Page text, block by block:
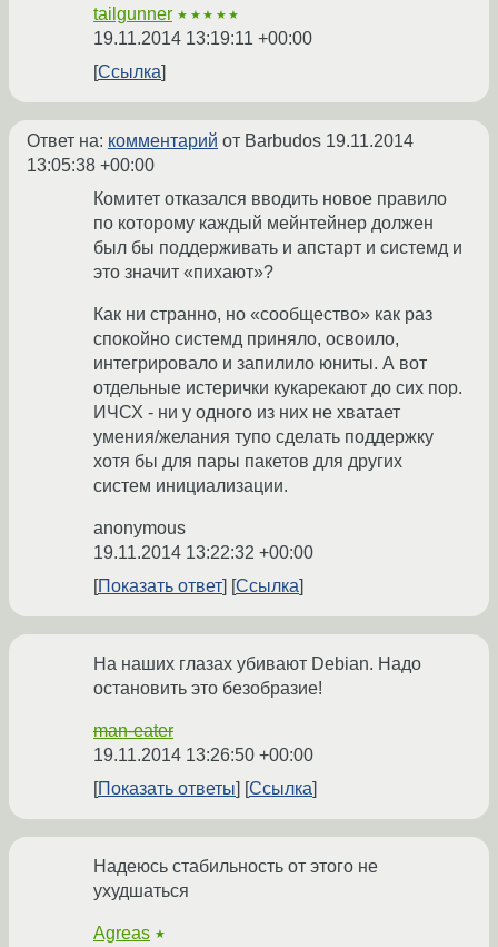
tailgunner ★★★★★
19.11.2014 13:19:11 +00:00
Ссылка
Ответ на: комментарий от Barbudos 19.11.2014
13:05:38 +00:00
Комитет отказался вводить новое правило
по которому каждый мейнтейнер должен
был бы поддерживать и апстарт и системд и
это значит «пихают»?
Как ни странно, но «сообщество» как раз
спокойно системд приняло, освоило,
интегрировало и запилило юниты. А вот
отдельные истерички кукарекают до сих пор.
ИЧСХ - ни у одного из них не хватает
умения/желания тупо сделать поддержку
хотя бы для пары пакетов для других
систем инициализации.
anonymous
19.11.2014 13:22:32 +00:00
Показать ответ
Ссылка
На наших глазах убивают Debian. Надо
остановить это безобразие!
man-eater
19.11.2014 13:26:50 +00:00
Показать ответы
Ссылка
Надеюсь стабильность от этого не
ухудшаться
Agreas ★